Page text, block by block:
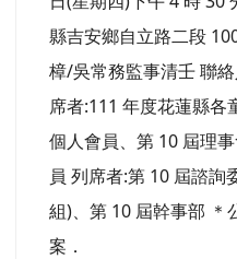
縣吉安鄉自立路二段
樟/吳常務監事清壬 聯
席者:111 年度花蓮縣各
個人會員、第 10 屆理
員 列席者:第 10 屆諮詢
組)、第 10 屆幹事部 ＊
案．